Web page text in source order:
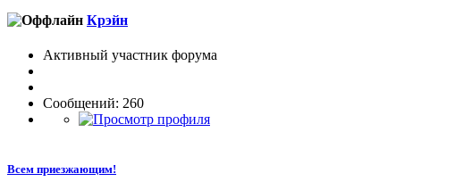
Крэйн
Активный участник форума
Сообщений: 260
Всем приезжающим!